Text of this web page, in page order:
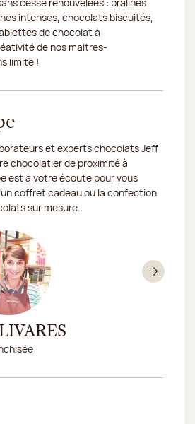
intenses, chocolats biscuités,
de chocolat à
de nos maitres-
limite !
et experts chocolats Jeff
chocolatier de proximité à
est à votre écoute pour vous
coffret cadeau ou la confection
sur mesure.